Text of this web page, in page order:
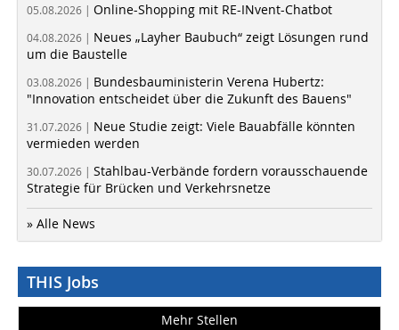
05.08.2026 | Online-Shopping mit RE-INvent-Chatbot
04.08.2026 | Neues „Layher Baubuch“ zeigt Lösungen rund
um die Baustelle
03.08.2026 | Bundesbauministerin Verena Hubertz:
"Innovation entscheidet über die Zukunft des Bauens"
31.07.2026 | Neue Studie zeigt: Viele Bauabfälle könnten
vermieden werden
30.07.2026 | Stahlbau-Verbände fordern vorausschauende
Strategie für Brücken und Verkehrsnetze
» Alle News
THIS Jobs
Mehr Stellen